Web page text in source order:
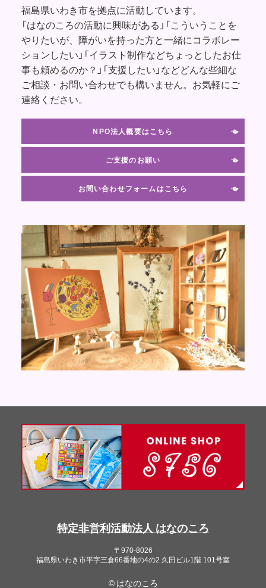
福島県いわき市を拠点に活動しています。
「はなのころの活動に興味がある」「こういうことを
やりたいが、障がいを持った方と一緒にコラボレー
ションしたい」「イラスト制作などちょっとしたお仕
事も頼めるのか？」「支援したい」などどんな些細な
ご相談・お問い合わせでも構いません。お気軽にご
連絡ください。
NPO法人概要はこちら
ご支援のお願い
お問い合わせフォームはこちら
特定非営利活動法人 はなのころ
〒970-8026
福島県いわき市平字三倉66番地の4の2 久田ビル1階 101号室
© はなのころ